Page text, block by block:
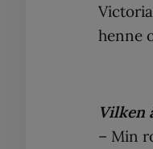
henne
Vilken
– Min